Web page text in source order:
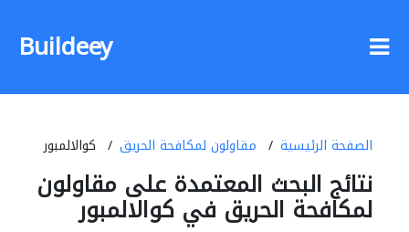
Buildeey
الصفحة الرئيسية مقاولون لمكافحة الحريق كوالالمبور
نتائج البحث المعتمدة على مقاولون
لمكافحة الحريق في كوالالمبور